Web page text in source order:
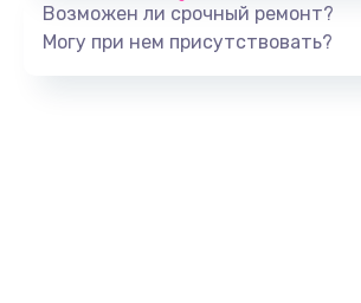
Заказать
Возможен ли срочный ремонт?
Могу при нем присутствовать?